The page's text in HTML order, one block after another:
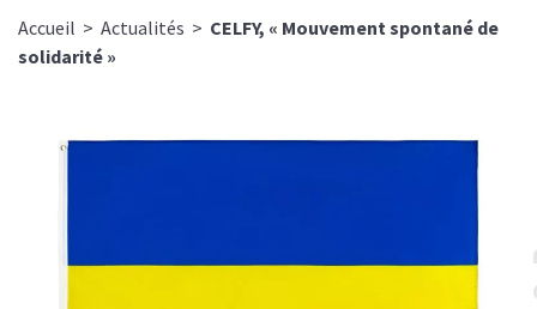
Accueil > Actualités > CELFY, « Mouvement spontané de
solidarité »